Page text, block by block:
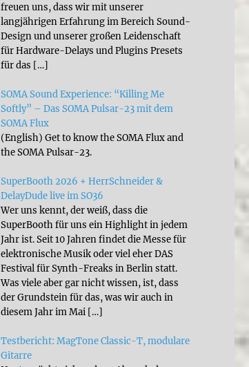
freuen uns, dass wir mit unserer
langjährigen Erfahrung im Bereich Sound-
Design und unserer großen Leidenschaft
für Hardware-Delays und Plugins Presets
für das […]
SOMA Sound Experience: “Killing Me
Softly” – Das SOMA Pulsar-23 mit dem
SOMA Flux
(English) Get to know the SOMA Flux and
the SOMA Pulsar-23.
SuperBooth 2026 + HerrSchneider &
DelayDude live im SO36
Wer uns kennt, der weiß, dass die
SuperBooth für uns ein Highlight in jedem
Jahr ist. Seit 10 Jahren findet die Messe für
elektronische Musik oder viel eher DAS
Festival für Synth-Freaks in Berlin statt.
Was viele aber gar nicht wissen, ist, dass
der Grundstein für das, was wir auch in
diesem Jahr im Mai […]
Testbericht: MagTone Classic-T, modulare
Gitarre